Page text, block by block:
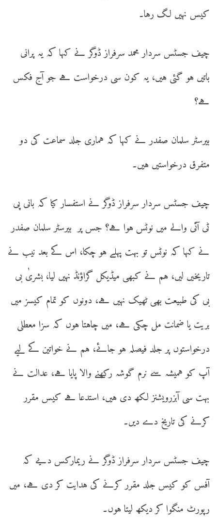
کیس نہیں لگ رہا۔
چیف جسٹس سردار محمد سرفراز ڈوگر نے کہا کہ یہ پرانی
باتیں ہو گئی ہیں، یہ کون سی درخواست ہے جو آج فکس
ہے؟
بیرسٹر سلمان صفدر نے کہا کہ ہماری جلد سماعت کی دو
متفرق درخواستیں ہیں۔
چیف جسٹس سردار سرفراز ڈوگر نے استفسار کیا کہ بانی پی
ٹی آئی والے میں نوٹس ہوا ہے؟ جس پر بیرسٹر سلمان صفدر
نے کہا کہ نوٹس تو بہت پہلے ہو چکا، اس کے بعد نیب نے
تاریخیں لیں، ہم نے کبھی میڈیکل گراؤنڈ نہیں لیا، بشریٰ بی
بی کی طبیعت بھی ٹھیک نہیں ہے، دونوں کو تمام کیسز میں
بریت یا ضمانت مل چکی ہے، میں چاہتا ہوں کہ سزا معطلی
درخواستوں پر جلد فیصلہ ہو جائے، ہم نے خواتین کے لیے
آپ کو ہمیشہ سے نرم گوشہ رکھنے والا پایا ہے، عدالت نے
بہت سی آبزرویشنز لکھ دی ہیں، استدعا ہے کیس مقرر
کرنے کی تاریخ دے دیں۔
چیف جسٹس سردار سرفراز ڈوگر نے ریمارکس دیے کہ
آفس کو کیس جلد مقرر کرنے کی ہدایت کر دی ہے، میں
رپورٹ منگوا کر دیکھ لیتا ہوں۔